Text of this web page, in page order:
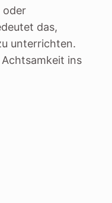
oder
das,
unterrichten.
ins